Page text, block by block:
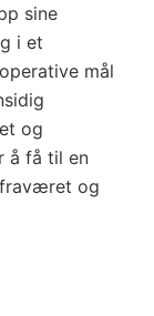
sine
i et
mål
og
å få til en
og